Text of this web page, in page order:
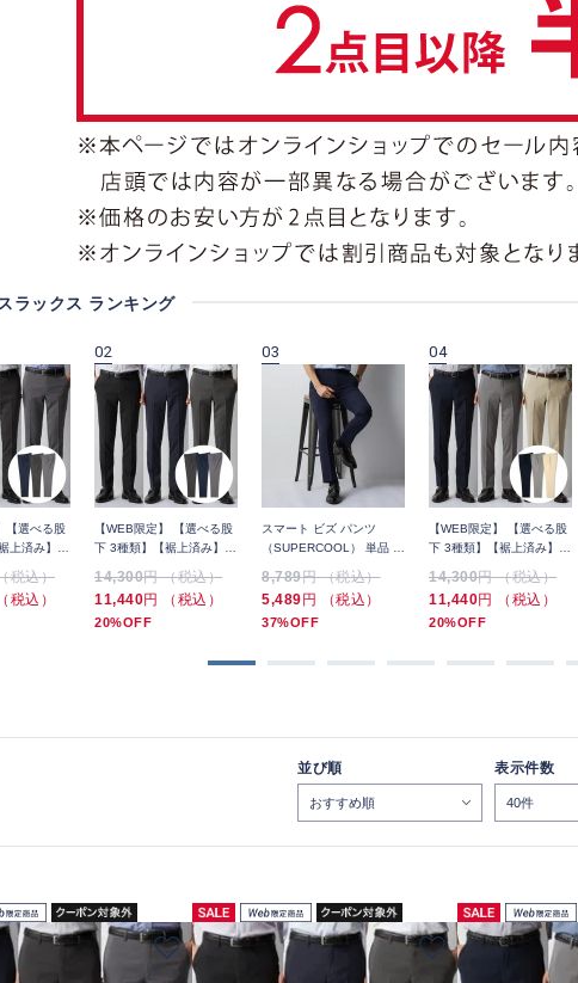
ラックス ランキング
【選べる股
上済み】洗
ット 夏
税込）
税込）
02
【WEB限定】 【選べる股
下 3種類】【裾上済み】洗
ラックス 3本セット 夏
14,300円 （税込）
11,440円 （税込）
20%OFF
03
スマート ビズ パンツ
（SUPERCOOL） 単品 高
8,789円 （税込）
5,489 円 （税込）
37%OFF
04
【WEB限定】 【選べる股
下 3種類】【裾上済み】洗
ラックス 3本セット 夏
14,300円 （税込）
11,440円 （税込）
20%OFF
並び順 表示件数